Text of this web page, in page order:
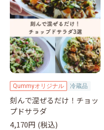
Qummyオリジナル 冷蔵品
刻んで混ぜるだけ！チョッ
プドサラダ
4,170円 (税込)